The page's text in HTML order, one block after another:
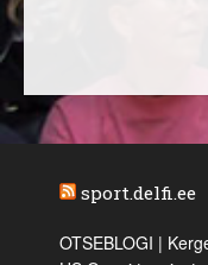
sport.delfi.ee
OTSEBLOGI |